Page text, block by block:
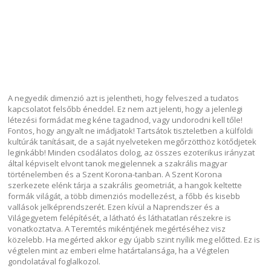
A negyedik dimenzió azt is jelentheti, hogy felveszed a tudatos
kapcsolatot felsőbb éneddel. Ez nem azt jelenti, hogy a jelenlegi
létezési formádat meg kéne tagadnod, vagy undorodni kell tőle!
Fontos, hogy angyalt ne imádjatok! Tartsátok tiszteletben a külföldi
kultúrák tanításait, de a saját nyelveteken megőrzötthöz kötődjetek
leginkább! Minden csodálatos dolog, az összes ezoterikus irányzat
által képviselt elvont tanok megjelennek a szakrális magyar
történelemben és a Szent Korona-tanban. A Szent Korona
szerkezete elénk tárja a szakrális geometriát, a hangok keltette
formák világát, a több dimenziós modellezést, a főbb és kisebb
vallások jelképrendszerét. Ezen kívül a Naprendszer és a
Világegyetem felépítését, a látható és láthatatlan részekre is
vonatkoztatva. A Teremtés mikéntjének megértéséhez visz
közelebb. Ha megérted akkor egy újabb szint nyílik meg előtted. Ez is
végtelen mint az emberi elme határtalansága, ha a Végtelen
gondolatával foglalkozol.